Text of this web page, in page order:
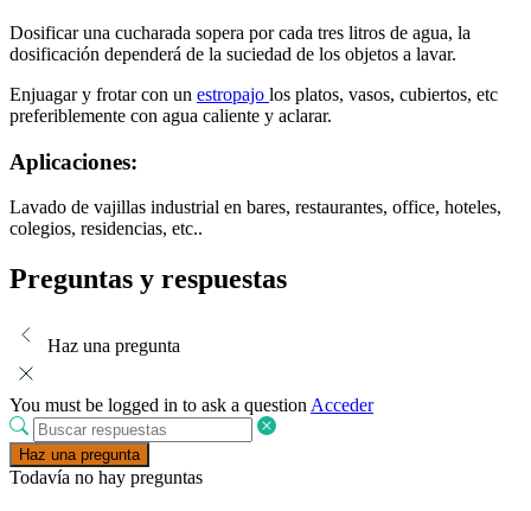
Dosificar una cucharada sopera por cada tres litros de agua, la
dosificación dependerá de la suciedad de los objetos a lavar.
Enjuagar y frotar con un estropajo los platos, vasos, cubiertos, etc
preferiblemente con agua caliente y aclarar.
Aplicaciones:
Lavado de vajillas industrial en bares, restaurantes, office, hoteles,
colegios, residencias, etc..
Preguntas y respuestas
Haz una pregunta
You must be logged in to ask a question Acceder
Haz una pregunta
Todavía no hay preguntas